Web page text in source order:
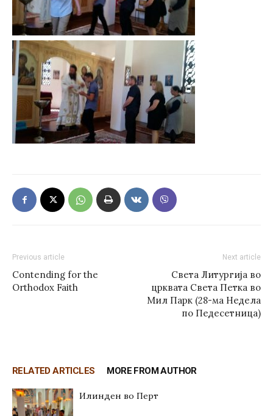
Previous article
Contending for the
Orthodox Faith
Next article
Света Литургија во
црквата Света Петка во
Мил Парк (28-ма Недела
по Педесетница)
RELATED ARTICLES MORE FROM AUTHOR
Илинден во Перт